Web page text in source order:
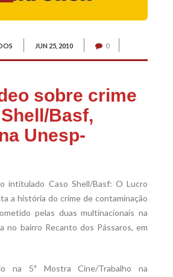
JUN 25, 2010 0
sobre crime
Basf,
Unesp-
intitulado Caso Shell/Basf: O Lucro
a história do crime de contaminação
pelas duas multinacionais na
no bairro Recanto dos Pássaros, em
na 5ª Mostra Cine/Trabalho na